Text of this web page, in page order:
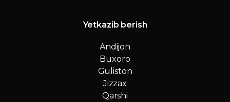
Yetkazib berish
Andijon
Buxoro
Guliston
Jizzax
Qarshi